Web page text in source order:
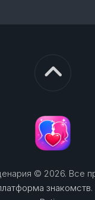
© 2026. Все
знакомств